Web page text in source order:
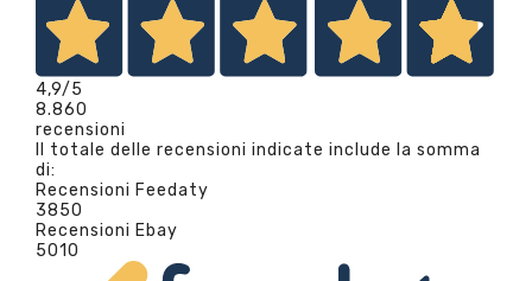
4,9/5
8.860
recensioni
Il totale delle recensioni indicate include la somma
di:
Recensioni Feedaty
3850
Recensioni Ebay
5010